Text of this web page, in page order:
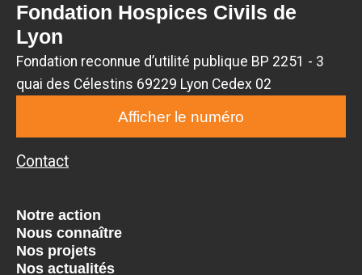
Fondation Hospices Civils de
Lyon
Fondation reconnue d’utilité publique BP 2251 - 3
quai des Célestins 69229 Lyon Cedex 02
Afficher le numéro
Contact
Notre action
Nous connaître
Nos projets
Nos actualités